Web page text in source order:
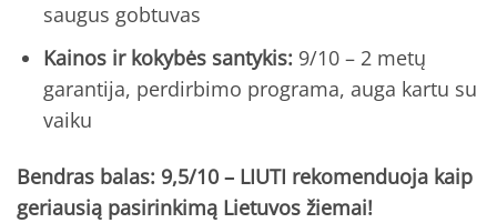
saugus gobtuvas
Kainos ir kokybės santykis: 9/10 – 2 metų
garantija, perdirbimo programa, auga kartu su
vaiku
Bendras balas: 9,5/10 – LIUTI rekomenduoja kaip
geriausią pasirinkimą Lietuvos žiemai!